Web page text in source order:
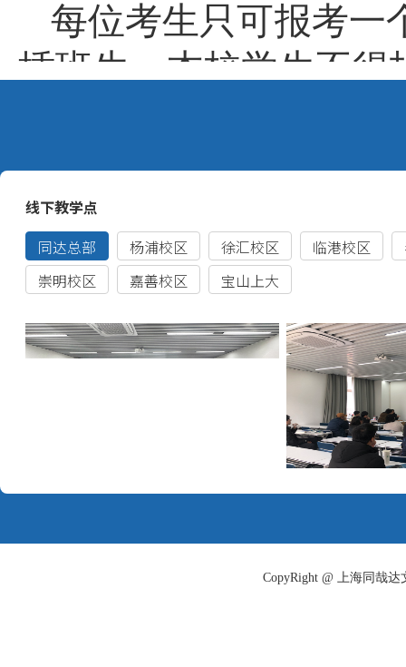
每位考生只可报考一
插班生。本校学生不得
二、招生计划
院系 专业 科类 计
历史学系 历史学
哲学学院
哲学（哲学-人工智
能双学士学位）
理科
理科
智能科学与技术（智
能力学方向）
理科
生物医学工程 理科
CopyRight @ 上海同哉